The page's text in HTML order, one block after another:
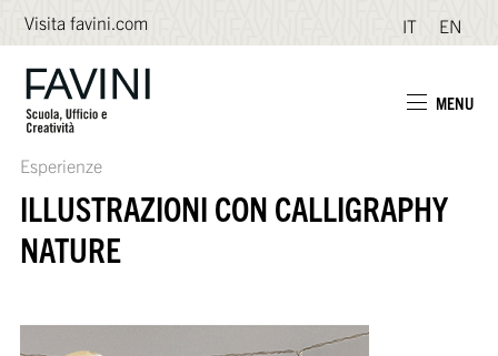
Visita favini.com IT EN
MENU
Esperienze
ILLUSTRAZIONI CON CALLIGRAPHY
NATURE